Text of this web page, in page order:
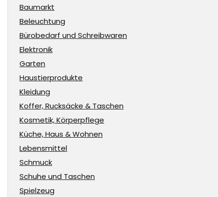
Baumarkt
Beleuchtung
Bürobedarf und Schreibwaren
Elektronik
Garten
Haustierprodukte
Kleidung
Koffer, Rucksäcke & Taschen
Kosmetik, Körperpflege
Küche, Haus & Wohnen
Lebensmittel
Schmuck
Schuhe und Taschen
Spielzeug